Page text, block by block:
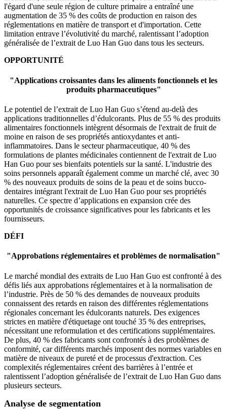
l'égard d'une seule région de culture primaire a entraîné une
augmentation de 35 % des coûts de production en raison des
réglementations en matière de transport et d'importation. Cette
limitation entrave l’évolutivité du marché, ralentissant l’adoption
généralisée de l’extrait de Luo Han Guo dans tous les secteurs.
OPPORTUNITÉ
"Applications croissantes dans les aliments fonctionnels et les
produits pharmaceutiques"
Le potentiel de l’extrait de Luo Han Guo s’étend au-delà des
applications traditionnelles d’édulcorants. Plus de 55 % des produits
alimentaires fonctionnels intègrent désormais de l'extrait de fruit de
moine en raison de ses propriétés antioxydantes et anti-
inflammatoires. Dans le secteur pharmaceutique, 40 % des
formulations de plantes médicinales contiennent de l'extrait de Luo
Han Guo pour ses bienfaits potentiels sur la santé. L'industrie des
soins personnels apparaît également comme un marché clé, avec 30
% des nouveaux produits de soins de la peau et de soins bucco-
dentaires intégrant l'extrait de Luo Han Guo pour ses propriétés
naturelles. Ce spectre d’applications en expansion crée des
opportunités de croissance significatives pour les fabricants et les
fournisseurs.
DÉFI
"Approbations réglementaires et problèmes de normalisation"
Le marché mondial des extraits de Luo Han Guo est confronté à des
défis liés aux approbations réglementaires et à la normalisation de
l’industrie. Près de 50 % des demandes de nouveaux produits
connaissent des retards en raison des différentes réglementations
régionales concernant les édulcorants naturels. Des exigences
strictes en matière d'étiquetage ont touché 35 % des entreprises,
nécessitant une reformulation et des certifications supplémentaires.
De plus, 40 % des fabricants sont confrontés à des problèmes de
conformité, car différents marchés imposent des normes variables en
matière de niveaux de pureté et de processus d'extraction. Ces
complexités réglementaires créent des barrières à l’entrée et
ralentissent l’adoption généralisée de l’extrait de Luo Han Guo dans
plusieurs secteurs.
Analyse de segmentation